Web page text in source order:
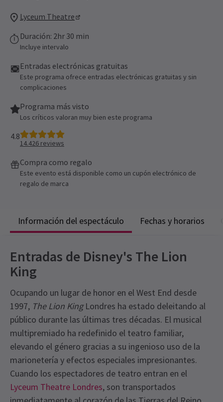
Lyceum Theatre
Duración: 2hr 30 min
Incluye intervalo
Entradas electrónicas gratuitas
Este programa ofrece entradas electrónicas gratuitas y sin
complicaciones
Programa más visto
Los críticos valoran muy bien este programa
4.8
14.426 reviews
Compra como regalo
Este evento está disponible como un cupón electrónico de
regalo de marca
Información del espectáculo Fechas y horarios
Entradas de Disney's The Lion
King
Ocupando un lugar de honor en el West End desde
1997, The Lion KingLondres ha estado deleitando al
público durante las últimas tres décadas. El musical
multipremiado ha redefinido el teatro familiar,
elevando el género gracias a su ingenioso uso de la
marionetería y efectos especiales impresionantes.
Cuando los espectadores de teatro entran en el
Lyceum Theatre Londres, son transportados